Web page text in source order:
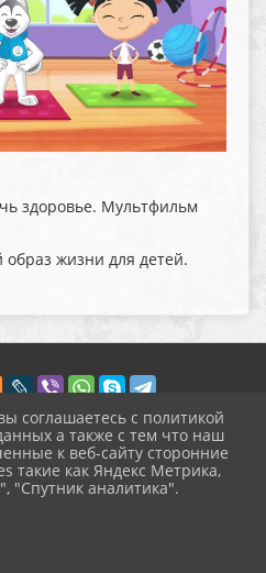
здоровье. Мультфильм
жизни для детей.
данных
соглашаетесь с политикой
а также с тем что наш
к веб-сайту сторонние
такие как Яндекс Метрика,
"Спутник аналитика".